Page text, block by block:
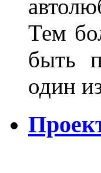
Тем
быть
один